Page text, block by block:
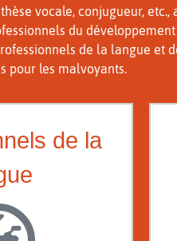
vocale, conjugueur, etc.,
du développement
de la langue et
pour les malvoyants.
de la